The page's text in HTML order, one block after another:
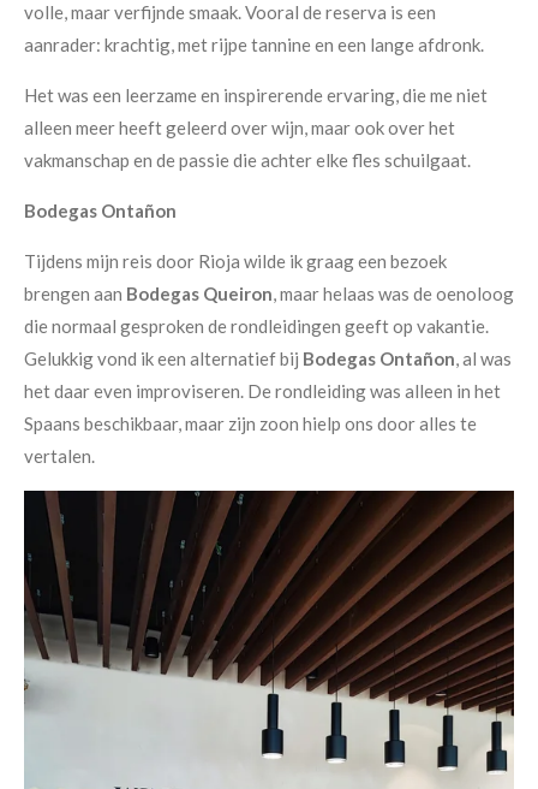
volle, maar verfijnde smaak. Vooral de reserva is een
aanrader: krachtig, met rijpe tannine en een lange afdronk.
Het was een leerzame en inspirerende ervaring, die me niet
alleen meer heeft geleerd over wijn, maar ook over het
vakmanschap en de passie die achter elke fles schuilgaat.
Bodegas Ontañon
Tijdens mijn reis door Rioja wilde ik graag een bezoek
brengen aan Bodegas Queiron, maar helaas was de oenoloog
die normaal gesproken de rondleidingen geeft op vakantie.
Gelukkig vond ik een alternatief bij Bodegas Ontañon, al was
het daar even improviseren. De rondleiding was alleen in het
Spaans beschikbaar, maar zijn zoon hielp ons door alles te
vertalen.